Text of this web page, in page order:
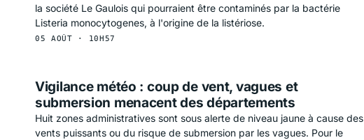
la société Le Gaulois qui pourraient être contaminés par la bactérie
Listeria monocytogenes, à l'origine de la listériose.
05 AOÛT · 10H57
Vigilance météo : coup de vent, vagues et
submersion menacent des départements
Huit zones administratives sont sous alerte de niveau jaune à cause des
vents puissants ou du risque de submersion par les vagues. Pour le